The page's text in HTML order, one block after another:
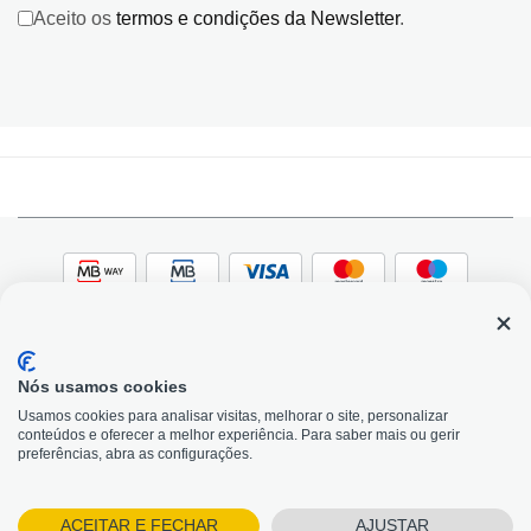
Aceito os termos e condições da Newsletter.
© 2026, Bildit. Todos os direitos reservados | Powered
by Toogas, with
Magento
Precisa de Ajuda?
Nós usamos cookies
Usamos cookies para analisar visitas, melhorar o site, personalizar
conteúdos e oferecer a melhor experiência. Para saber mais ou gerir
preferências, abra as configurações.
ACEITAR E FECHAR AJUSTAR